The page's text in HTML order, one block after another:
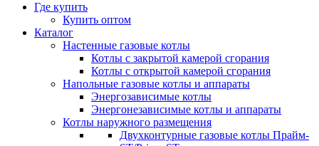
Где купить
Купить оптом
Каталог
Настенные газовые котлы
Котлы с закрытой камерой сгорания
Котлы с открытой камерой сгорания
Напольные газовые котлы и аппараты
Энергозависимые котлы
Энергонезависимые котлы и аппараты
Котлы наружного размещения
Двухконтурные газовые котлы Прайм-